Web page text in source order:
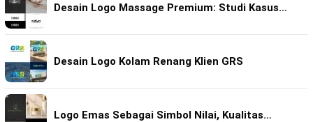
Desain Logo Massage Premium: Studi Kasus…
Desain Logo Kolam Renang Klien GRS
Logo Emas Sebagai Simbol Nilai, Kualitas…